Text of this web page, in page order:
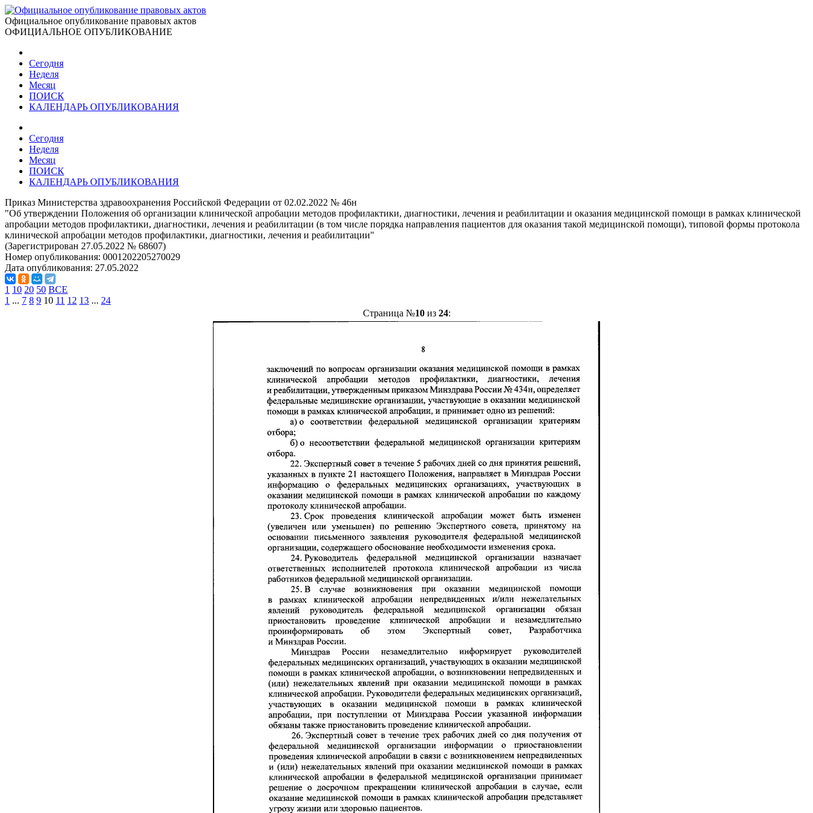
Официальное опубликование правовых актов
ОФИЦИАЛЬНОЕ ОПУБЛИКОВАНИЕ
Сегодня
Неделя
Месяц
ПОИСК
КАЛЕНДАРЬ ОПУБЛИКОВАНИЯ
Сегодня
Неделя
Месяц
ПОИСК
КАЛЕНДАРЬ ОПУБЛИКОВАНИЯ
Приказ Министерства здравоохранения Российской Федерации от 02.02.2022 № 46н
"Об утверждении Положения об организации клинической апробации методов профилактики, диагностики, лечения и реабилитации и оказания медицинской помощи в рамках клинической
апробации методов профилактики, диагностики, лечения и реабилитации (в том числе порядка направления пациентов для оказания такой медицинской помощи), типовой формы протокола
клинической апробации методов профилактики, диагностики, лечения и реабилитации"
(Зарегистрирован 27.05.2022 № 68607)
Номер опубликования: 0001202205270029
Дата опубликования: 27.05.2022
1 10 20 50 ВСЕ
1 ... 7 8 9 10 11 12 13 ... 24
Страница №10из 24: